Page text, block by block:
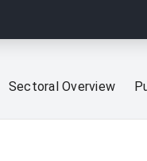
Sectoral Overview